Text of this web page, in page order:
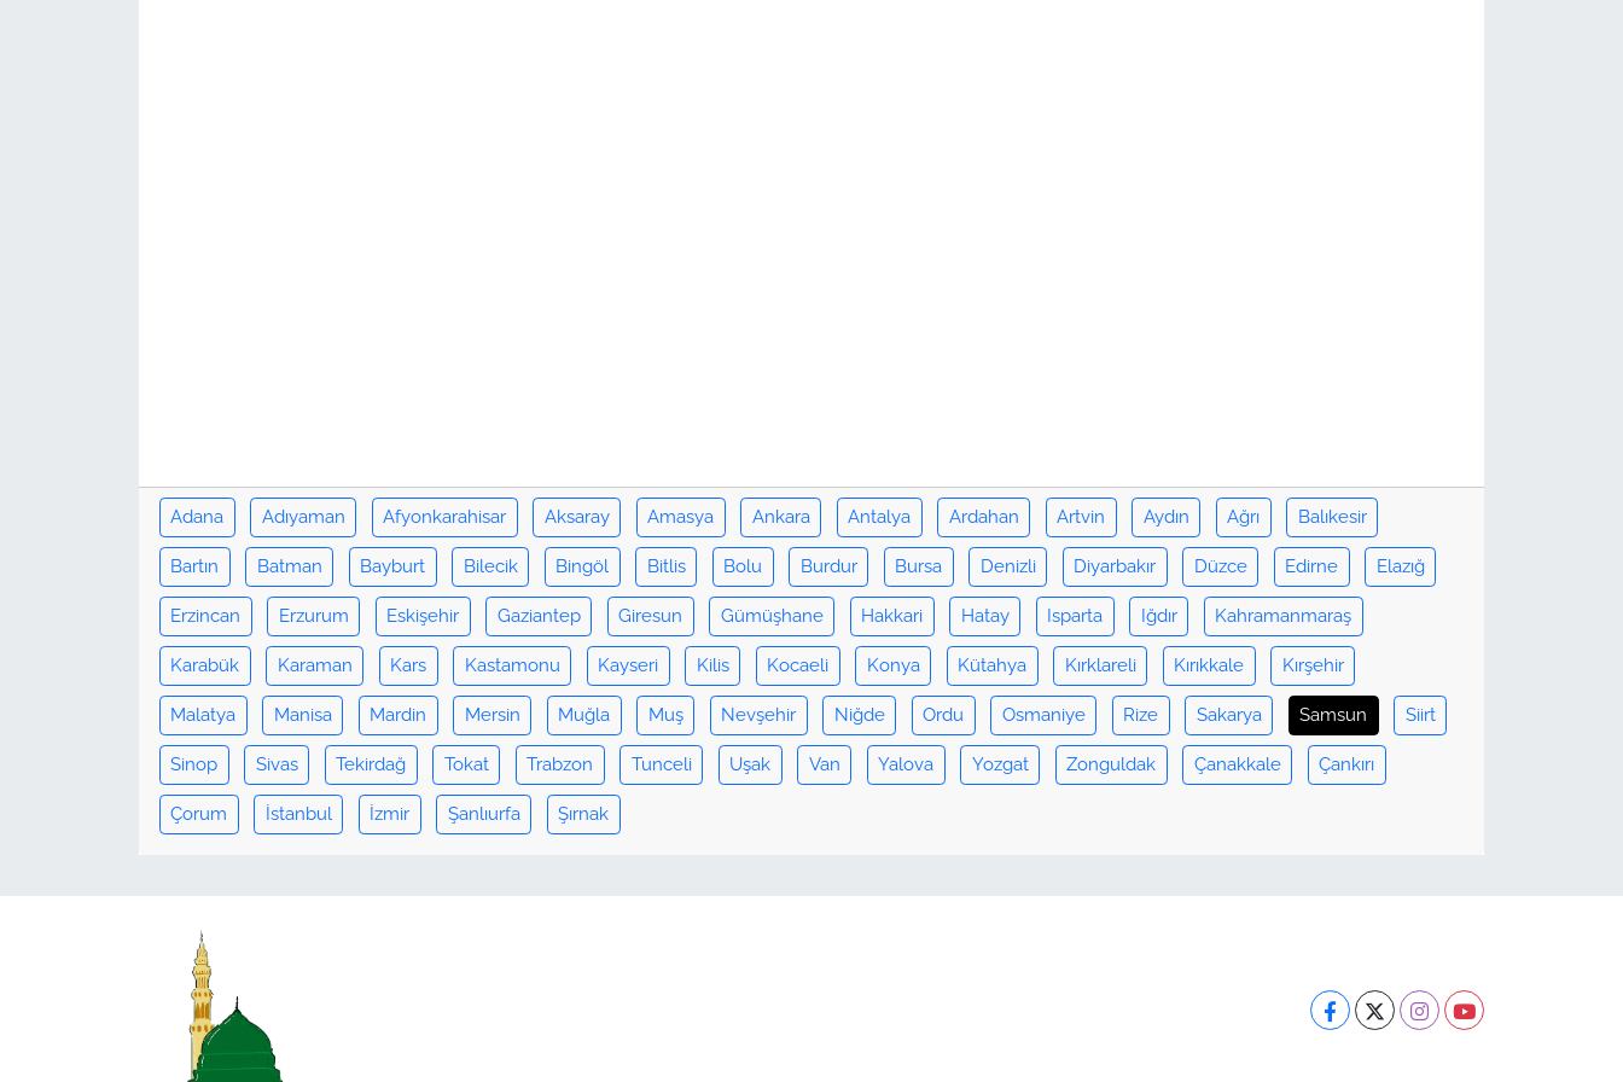
Adana Adıyaman Afyonkarahisar Aksaray Amasya Ankara Antalya Ardahan Artvin Aydın Ağrı Balıkesir
Bartın Batman Bayburt Bilecik Bingöl Bitlis Bolu Burdur Bursa Denizli Diyarbakır Düzce Edirne Elazığ
Erzincan Erzurum Eskişehir Gaziantep Giresun Gümüşhane Hakkari Hatay Isparta Iğdır Kahramanmaraş
Karabük Karaman Kars Kastamonu Kayseri Kilis Kocaeli Konya Kütahya Kırklareli Kırıkkale Kırşehir
Malatya Manisa Mardin Mersin Muğla Muş Nevşehir Niğde Ordu Osmaniye Rize Sakarya Samsun Siirt
Sinop Sivas Tekirdağ Tokat Trabzon Tunceli Uşak Van Yalova Yozgat Zonguldak Çanakkale Çankırı
Çorum İstanbul İzmir Şanlıurfa Şırnak